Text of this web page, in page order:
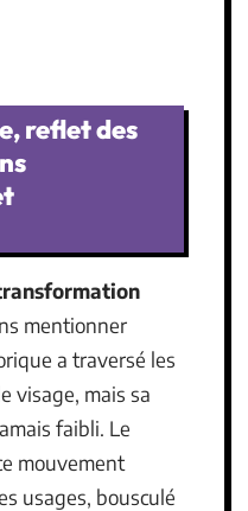
reflet des
mentionner
a traversé les
visage, mais sa
faibli. Le
mouvement
usages, bousculé